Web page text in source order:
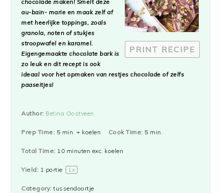
PRINT RECIPE
chocolade maken! Smelt deze
au-bain- marie en maak zelf af
met heerlijke toppings, zoals
granola, noten of stukjes
stroopwafel en karamel.
Eigengemaakte chocolate bark is
zo leuk en dit recept is ook
ideaal voor het opmaken van restjes chocolade of zelfs
paaseitjes!
Author: Betina Oostveen
Prep Time: 5 min. + koelen Cook Time: 5 min.
Total Time: 10 minuten exc. koelen
Yield: 1 portie 1x
Category: tussendoortje